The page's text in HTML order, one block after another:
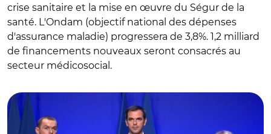
crise sanitaire et la mise en œuvre du Ségur de la
santé. L'Ondam (objectif national des dépenses
d'assurance maladie) progressera de 3,8%. 1,2 milliard
de financements nouveaux seront consacrés au
secteur médicosocial.
© @Economie_Gouv/ Olivier Dussopt, Olivier Véran et